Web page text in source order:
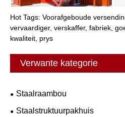
Hot Tags: Voorafgeboude
vervaardiger, verskaffer, fabriek,
kwaliteit, prys
Verwante kategorie
Staalraambou
Staalstruktuurpakhuis